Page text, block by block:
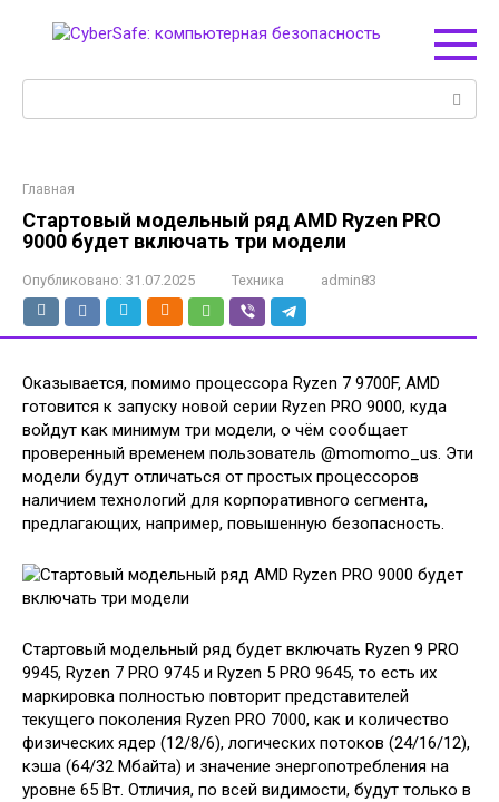
Главная
Стартовый модельный ряд AMD Ryzen PRO
9000 будет включать три модели
Опубликовано: 31.07.2025 Техника admin83
Оказывается, помимо процессора Ryzen 7 9700F, AMD
готовится к запуску новой серии Ryzen PRO 9000, куда
войдут как минимум три модели, о чём сообщает
проверенный временем пользователь @momomo_us. Эти
модели будут отличаться от простых процессоров
наличием технологий для корпоративного сегмента,
предлагающих, например, повышенную безопасность.
Стартовый модельный ряд будет включать Ryzen 9 PRO
9945, Ryzen 7 PRO 9745 и Ryzen 5 PRO 9645, то есть их
маркировка полностью повторит представителей
текущего поколения Ryzen PRO 7000, как и количество
физических ядер (12/8/6), логических потоков (24/16/12),
кэша (64/32 Мбайта) и значение энергопотребления на
уровне 65 Вт. Отличия, по всей видимости, будут только в